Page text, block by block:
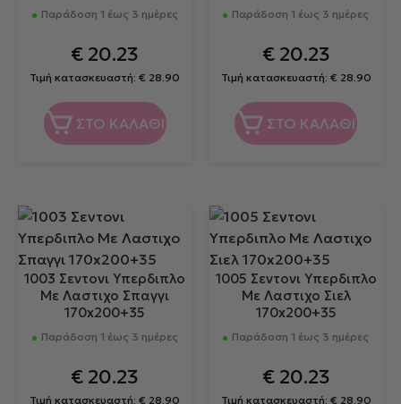
Παράδοση 1 έως 3 ημέρες
€ 20.23
Τιμή κατασκευαστή:€ 28.90
ΣΤΟ ΚΑΛΑΘΙ
Παράδοση 1 έως 3 ημέρες
€20.23
Τιμή κατασκευαστή: € 28.90
ΣΤΟ ΚΑΛΑΘΙ
1003 Σεντονι Υπερδιπλο
Με Λαστιχο Σπαγγι
170x200+35
Παράδοση 1 έως 3 ημέρες
€ 20.23
Τιμή κατασκευαστή:€ 28.90
1005 Σεντονι Υπερδιπλο
Με Λαστιχο Σιελ
170x200+35
Παράδοση 1 έως 3 ημέρες
€20.23
Τιμή κατασκευαστή: € 28.90